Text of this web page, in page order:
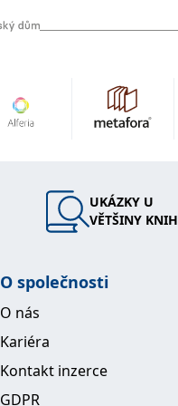
UKÁZKY U
VĚTŠINY KNIH
O společnosti
O nás
Kariéra
Kontakt inzerce
GDPR